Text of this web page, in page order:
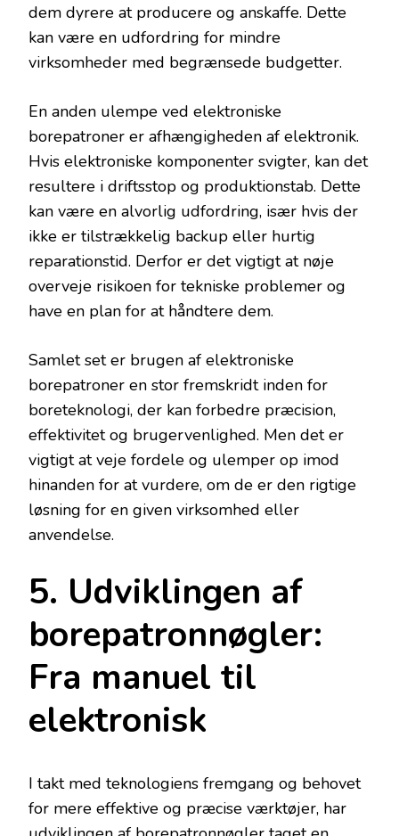
dem dyrere at producere og anskaffe. Dette
kan være en udfordring for mindre
virksomheder med begrænsede budgetter.
En anden ulempe ved elektroniske
borepatroner er afhængigheden af elektronik.
Hvis elektroniske komponenter svigter, kan det
resultere i driftsstop og produktionstab. Dette
kan være en alvorlig udfordring, især hvis der
ikke er tilstrækkelig backup eller hurtig
reparationstid. Derfor er det vigtigt at nøje
overveje risikoen for tekniske problemer og
have en plan for at håndtere dem.
Samlet set er brugen af elektroniske
borepatroner en stor fremskridt inden for
boreteknologi, der kan forbedre præcision,
effektivitet og brugervenlighed. Men det er
vigtigt at veje fordele og ulemper op imod
hinanden for at vurdere, om de er den rigtige
løsning for en given virksomhed eller
anvendelse.
5. Udviklingen af
borepatronnøgler:
Fra manuel til
elektronisk
I takt med teknologiens fremgang og behovet
for mere effektive og præcise værktøjer, har